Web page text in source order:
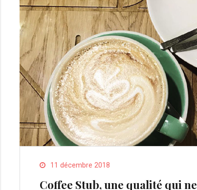
11 décembre 2018
Coffee Stub, une qualité qui